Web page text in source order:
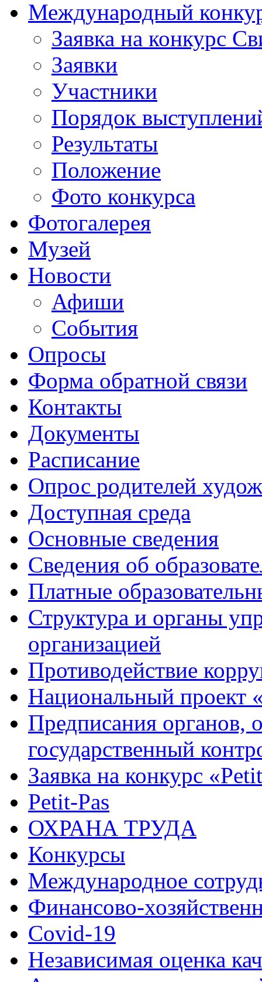
Международный
Заявка на конкурс
Заявки
Участники
Порядок
Результаты
Положение
Фото конкурса
Фотогалерея
Музей
Новости
Афиши
События
Опросы
Форма обратной связи
Контакты
Документы
Расписание
Опрос родителей
Доступная среда
Основные сведения
Сведения об
Платные
Структура и органы
организацией
Противодействие
Национальный проект
Предписания органов,
государственный
Заявка на конкурс
Petit-Pas
ОХРАНА ТРУДА
Конкурсы
Международное
Финансово-
Covid-19
Независимая оценка